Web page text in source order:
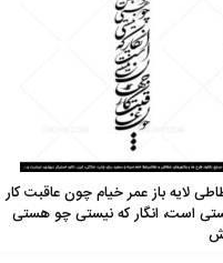
لایه باز عمر خیام چون عاقبت کار
است، انگار که نیستی چو هستی